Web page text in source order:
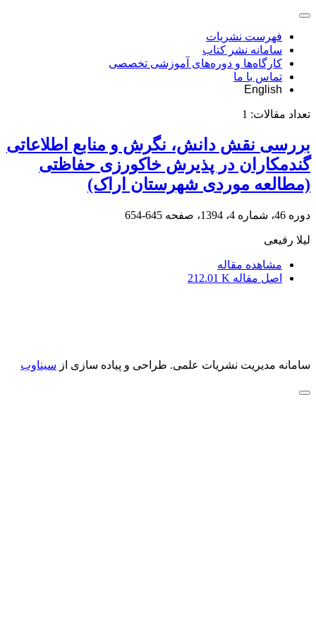
فهرست نشریات
سامانه نشر کتاب
کارگاه‌ها و دوره‌های آموزشی تخصصی
تماس با ما
English
تعداد مقالات: 1
بررسی نقش دانش، نگرش و منابع اطلاعاتی
گندمکاران در پذیرش خاکورزی حفاظتی
(مطالعه موردی شهرستان اراک)
دوره 46، شماره 4، 1394، صفحه 645-654
لیلا رفیعی
مشاهده مقاله
اصل مقاله 212.01 K
سامانه مدیریت نشریات علمی. طراحی و پیاده سازی از سیناوب